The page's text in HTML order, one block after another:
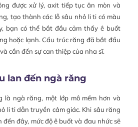
được xử lý, axit tiếp tục ăn mòn và
tạo thành các lỗ sâu nhỏ li ti có màu
bạn có thể bắt đầu cảm thấy ê buốt
hoặc lạnh. Cấu trúc răng đã bắt đầu
cần đến sự can thiệp của nha sĩ.
lan đến ngà răng
là ngà răng, một lớp mô mềm hơn và
li ti dẫn truyền cảm giác. Khi sâu răng
đến đây, mức độ ê buốt và đau nhức sẽ